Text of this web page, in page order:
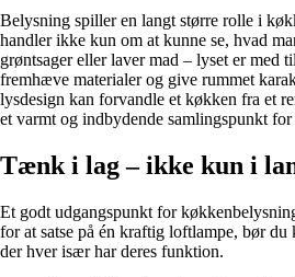
Belysning spiller en langt større rolle i
handler ikke kun om at kunne se, hvad
grøntsager eller laver mad – lyset er med
fremhæve materialer og give rummet
lysdesign kan forvandle et køkken fra et
et varmt og indbydende samlingspunkt
Tænk i lag – ikke kun i
Et godt udgangspunkt for
for at satse på én kraftig loftlampe, bør
der hver især har deres funktion.